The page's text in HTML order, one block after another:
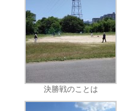
決勝戦のことは